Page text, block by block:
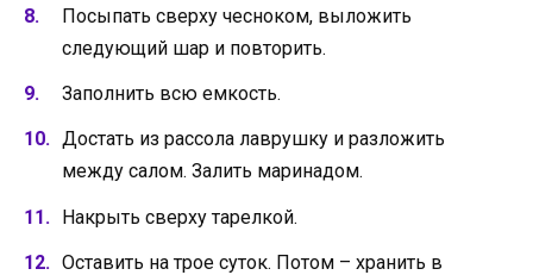
Посыпать сверху чесноком, выложить
следующий шар и повторить.
Заполнить всю емкость.
Достать из рассола лаврушку и разложить
между салом. Залить маринадом.
Накрыть сверху тарелкой.
Оставить на трое суток. Потом – хранить в